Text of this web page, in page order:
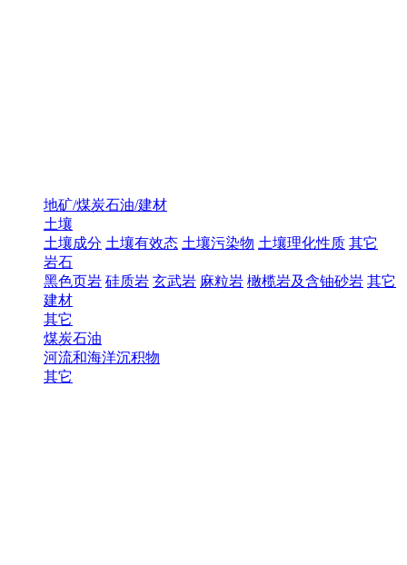
地矿/煤炭石油/建材
土壤
土壤成分 土壤有效态 土壤污染物 土壤理化性质 其它
岩石
黑色页岩 硅质岩 玄武岩 麻粒岩 橄榄岩及含铀砂岩 其它
建材
其它
煤炭石油
河流和海洋沉积物
其它